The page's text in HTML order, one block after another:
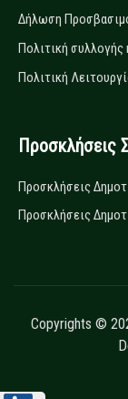
Δήλωση
Πολιτική
Πολιτική
Προσκλήσεις
Προσκλήσεις
Προσκλήσεις
Copyrights ©